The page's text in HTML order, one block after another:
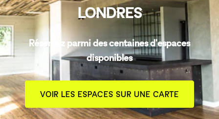
LONDRES
Réservez parmi des centaines d'espaces
disponibles
VOIR LES ESPACES SUR UNE CARTE